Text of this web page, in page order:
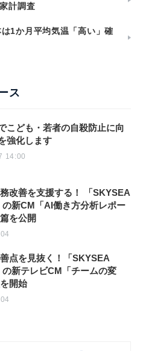
計調査
1か月平均気温「高い」確
ス
こども・若者の自殺防止に向
強化します
14:00
改善を支援する！ 「SKYSEA
新CM「AI働き方分析レポー
を公開
点を見抜く！「SKYSEA
新テレビCM「チームの変
開始